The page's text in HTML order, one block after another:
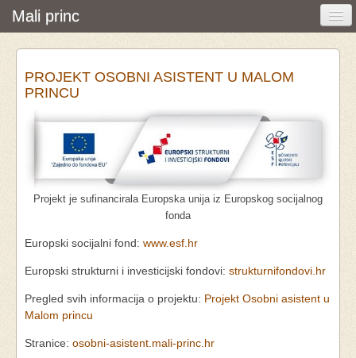
Mali princ
Početna
Vijesti i događanja
Udruga
Pretraživanje
PROJEKT OSOBNI ASISTENT U MALOM
PRINCU
Projekt je sufinancirala Europska unija iz Europskog socijalnog
fonda
Europski socijalni fond: www.esf.hr
Europski strukturni i investicijski fondovi: strukturnifondovi.hr
Pregled svih informacija o projektu: Projekt Osobni asistent u
Malom princu
Stranice: osobni-asistent.mali-princ.hr